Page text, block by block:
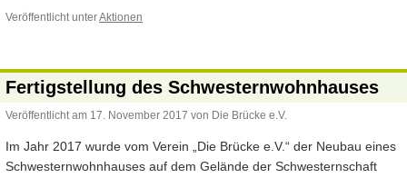
Veröffentlicht unterAktionen
Fertigstellung des Schwesternwohnhauses
Veröffentlicht am 17. November 2017 von Die Brücke e.V.
Im Jahr 2017 wurde vom Verein „Die Brücke e.V.“ der Neubau eines
Schwesternwohnhauses auf dem Gelände der Schwesternschaft